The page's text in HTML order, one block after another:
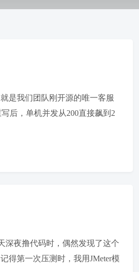
是我们团队刚开源的唯一客服
后，单机并发从200直接飙到2
深夜撸代码时，偶然发现了这个
得第一次压测时，我用JMeter模